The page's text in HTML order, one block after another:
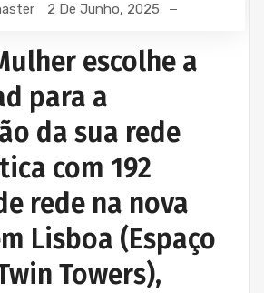
2 De Junho, 2025
escolhe a
para a
da sua rede
com 192
rede na nova
Lisboa (Espaço
Towers),